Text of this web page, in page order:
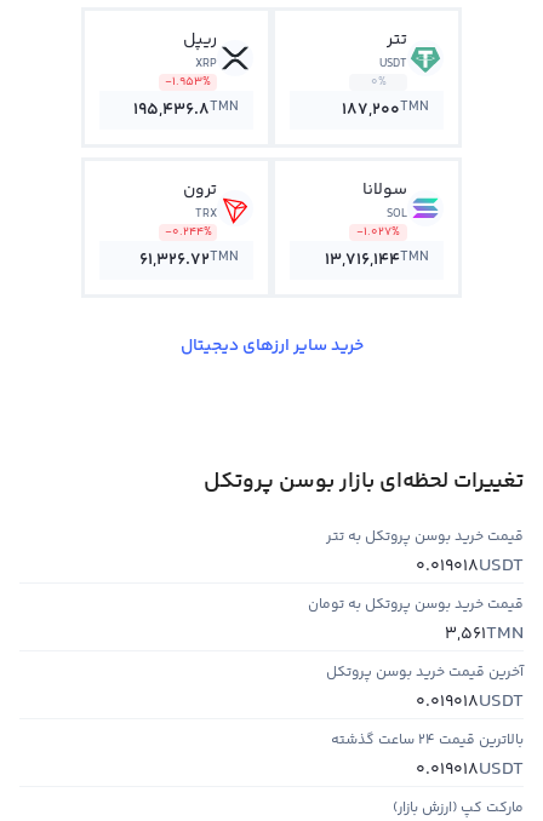
تتر
USDT
0%
187,200TMN
ریپل
XRP
-1.953%
195,436.8TMN
سولانا
SOL
-1.027%
13,716,144TMN
ترون
TRX
-0.244%
61,326.72TMN
خرید سایر ارزهای دیجیتال
تغییرات لحظه‌ای بازار بوسن پروتکل
قیمت خرید بوسن پروتکل به تتر
USDT
0.019018
قیمت خرید بوسن پروتکل به تومان
TMN
3,561
آخرین قیمت خرید بوسن پروتکل
USDT
0.019018
بالاترین قیمت ۲۴ ساعت گذشته
USDT
0.019018
مارکت کپ (ارزش بازار)